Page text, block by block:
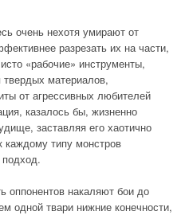
очень нехотя умирают от
разрезать их на части,
«рабочие» инструменты,
материалов,
от агрессивных любителей
казалось бы, жизненно
заставляя его хаотично
каждому типу монстров
подход.
оппонентов накаляют бои до
одной твари нижние конечности,